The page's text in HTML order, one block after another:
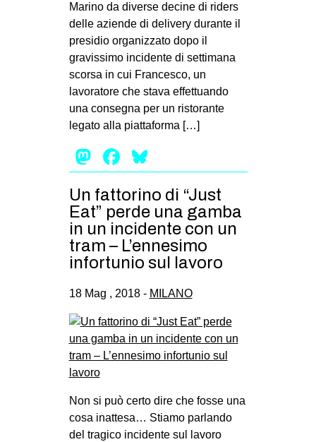
Marino da diverse decine di riders
delle aziende di delivery durante il
presidio organizzato dopo il
gravissimo incidente di settimana
scorsa in cui Francesco, un
lavoratore che stava effettuando
una consegna per un ristorante
legato alla piattaforma […]
Mastodon
Facebook
Un fattorino di “Just
Eat” perde una gamba
in un incidente con un
tram – L’ennesimo
infortunio sul lavoro
18 Mag , 2018 - MILANO
Non si può certo dire che fosse una
cosa inattesa… Stiamo parlando
del tragico incidente sul lavoro